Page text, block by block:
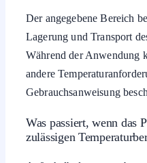
Der angegebene Bereich
Lagerung und Transport
Während der Anwendung
andere
Gebrauchsanweisung
Was passiert, wenn das
zulässigen